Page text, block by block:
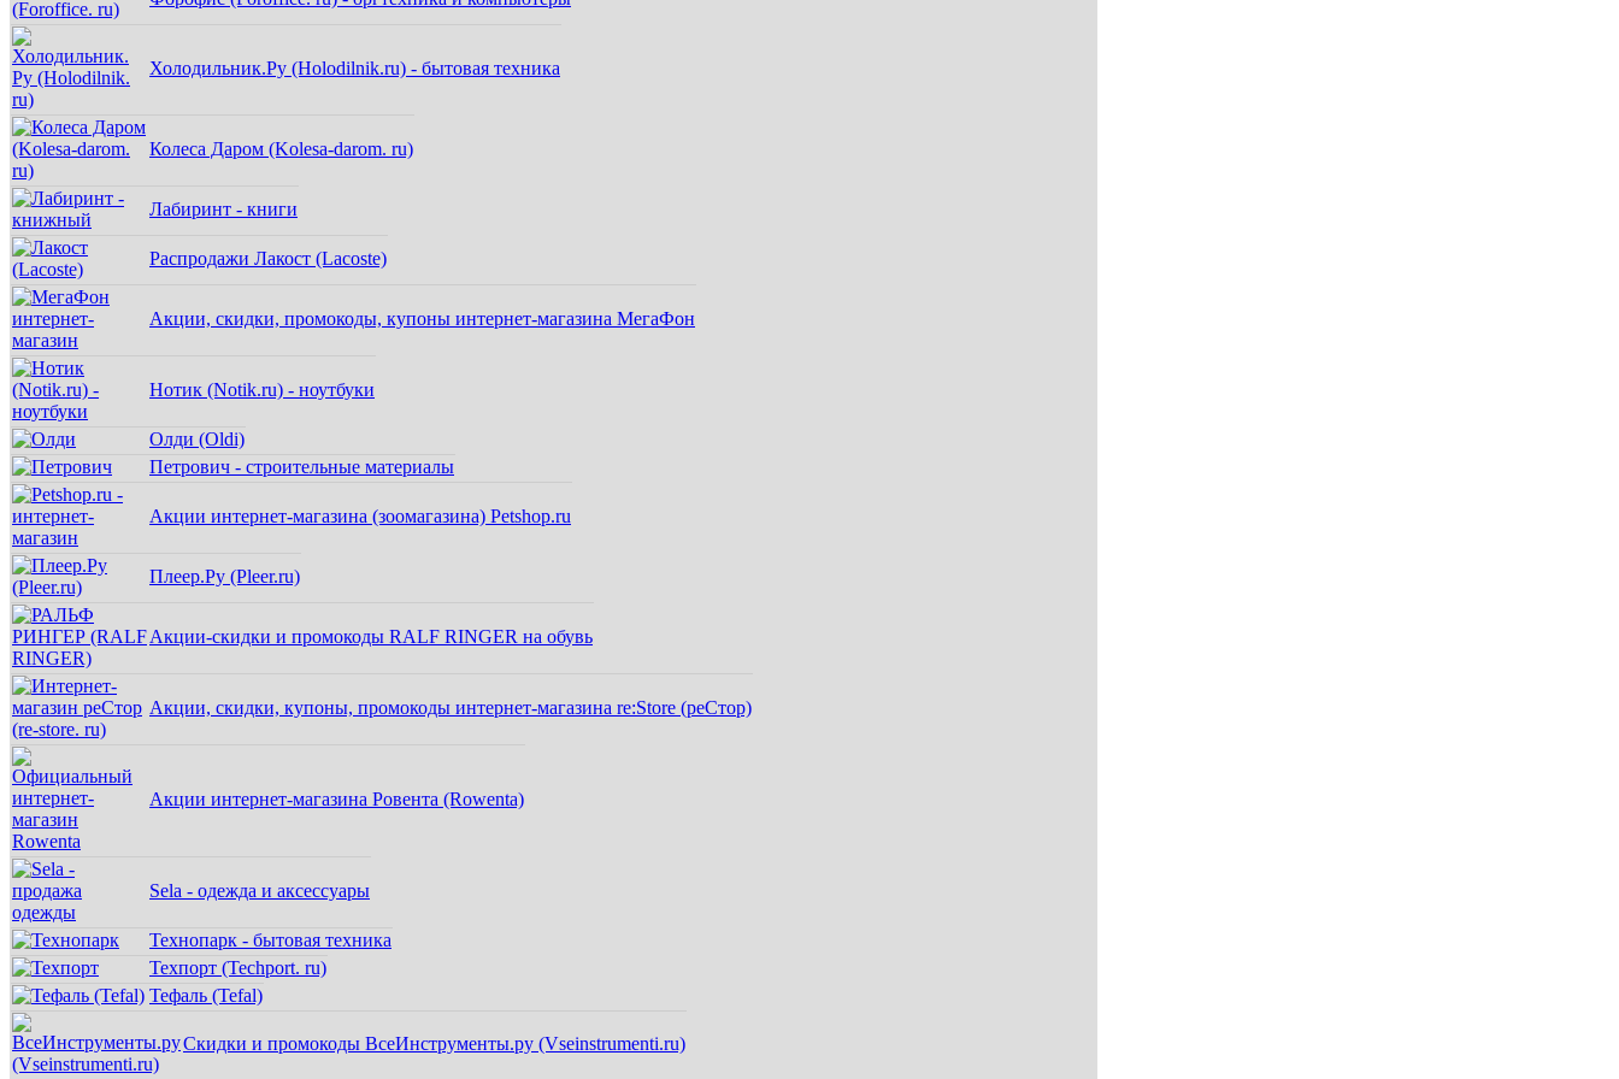
Холодильник.Ру (Holodilnik.ru) - бытовая техника
Колеса Даром (Kolesa-darom. ru)
Лабиринт - книги
Распродажи Лакост (Lacoste)
Акции, скидки, промокоды, купоны интернет-магазина МегаФон
Нотик (Notik.ru) - ноутбуки
Олди (Oldi)
Петрович - строительные материалы
Акции интернет-магазина (зоомагазина) Petshop.ru
Плеер.Ру (Pleer.ru)
Акции-скидки и промокоды RALF RINGER на обувь
Акции, скидки, купоны, промокоды интернет-магазина re:Store (реСтор)
Акции интернет-магазина Ровента (Rowenta)
Sela - одежда и аксессуары
Технопарк - бытовая техника
Техпорт (Techport. ru)
Тефаль (Tefal)
Скидки и промокоды ВсеИнструменты.ру (Vseinstrumenti.ru)